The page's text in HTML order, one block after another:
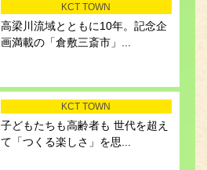
KCT TOWN
高梁川流域とともに10年。記念企
画満載の「倉敷三斎市」...
KCT TOWN
子どもたちも高齢者も 世代を超え
て「つくる楽しさ」を思...